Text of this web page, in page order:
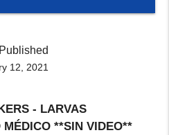
Published
12, 2021
- LARVAS
**SIN VIDEO**